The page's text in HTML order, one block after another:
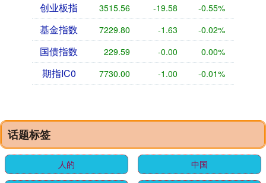
创业板指 3515.56 -19.58 -0.55%
基金指数 7229.80 -1.63 -0.02%
国债指数 229.59 -0.00 0.00%
期指IC0 7730.00 -1.00 -0.01%
话题标签
人的 中国